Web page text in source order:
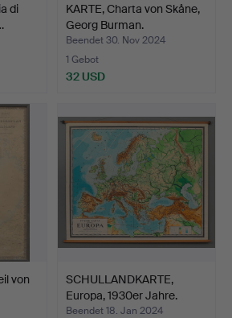
di
KARTE, Charta von Skåne,
Georg Burman.
Beendet 30. Nov 2024
1 Gebot
32 USD
von
SCHULLANDKARTE,
Europa, 1930er Jahre.
Beendet 18. Jan 2024